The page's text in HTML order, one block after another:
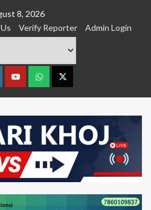
8, 2026
Verify Reporter Admin Login
youtubeWhatsTwitter